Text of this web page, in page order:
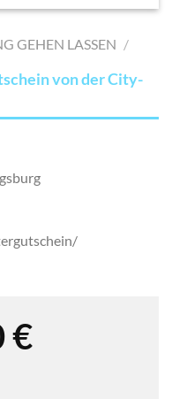
AUF MEINE
SETZEN
GEHEN LASSEN /
von der City-
€